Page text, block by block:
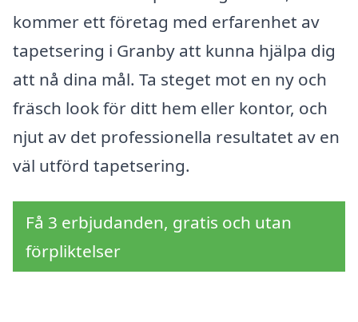
kommer ett företag med erfarenhet av
tapetsering i Granby att kunna hjälpa dig
att nå dina mål. Ta steget mot en ny och
fräsch look för ditt hem eller kontor, och
njut av det professionella resultatet av en
väl utförd tapetsering.
Få 3 erbjudanden, gratis och utan
förpliktelser